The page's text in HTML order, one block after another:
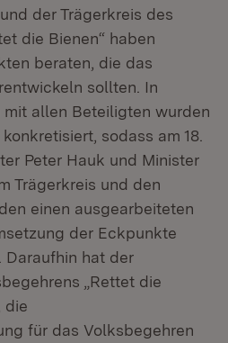
der Trägerkreis des
die Bienen“ haben
beraten, die das
sollten. In
allen Beteiligten wurden
sodass am 18.
Peter Hauk und Minister
Trägerkreis und den
einen ausgearbeiteten
der Eckpunkte
Daraufhin hat der
„Rettet die
die
für das Volksbegehren